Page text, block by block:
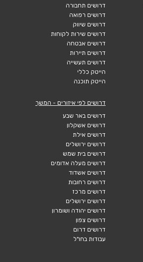
דרושים תחבורה
דרושים רפואה
דרושים שיווק
דרושים שירות לקוחות
דרושים אבטחה
דרושים תיירות
דרושים תעשייה
הייטק כללי
הייטק תוכנה
דרושים לפי איזורים - המשך
דרושים באר שבע
דרושים אשקלון
דרושים אילת
דרושים ירושלים
דרושים בית שמש
דרושים מעלה אדומים
דרושים אשדוד
דרושים רחובות
דרושים מרכז
דרושים ירושלים
דרושים יהודה ושומרון
דרושים צפון
דרושים דרום
עבודות בחו"ל